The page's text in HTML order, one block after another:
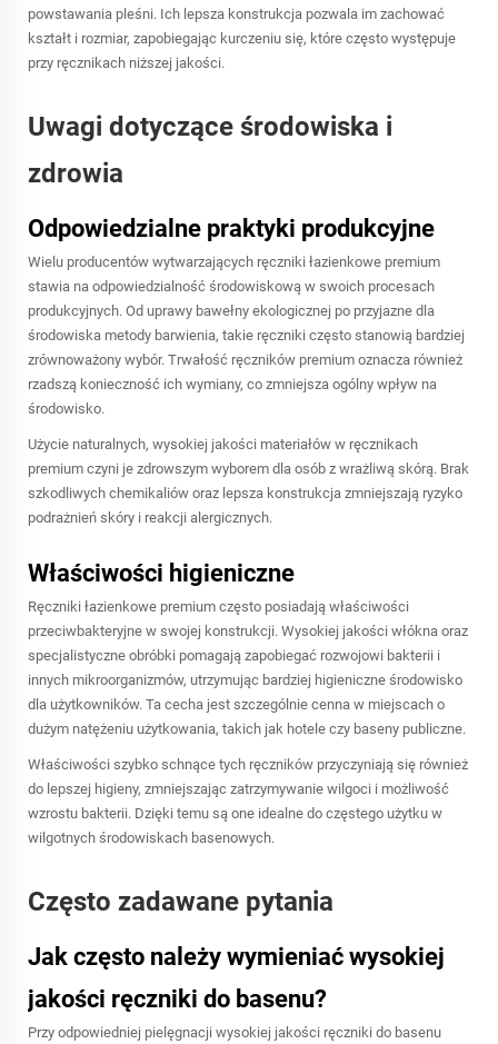
powstawania pleśni. Ich lepsza konstrukcja pozwala im zachować
kształt i rozmiar, zapobiegając kurczeniu się, które często występuje
przy ręcznikach niższej jakości.
Uwagi dotyczące środowiska i
zdrowia
Odpowiedzialne praktyki produkcyjne
Wielu producentów wytwarzających ręczniki łazienkowe premium
stawia na odpowiedzialność środowiskową w swoich procesach
produkcyjnych. Od uprawy bawełny ekologicznej po przyjazne dla
środowiska metody barwienia, takie ręczniki często stanowią bardziej
zrównoważony wybór. Trwałość ręczników premium oznacza również
rzadszą konieczność ich wymiany, co zmniejsza ogólny wpływ na
środowisko.
Użycie naturalnych, wysokiej jakości materiałów w ręcznikach
premium czyni je zdrowszym wyborem dla osób z wrażliwą skórą. Brak
szkodliwych chemikaliów oraz lepsza konstrukcja zmniejszają ryzyko
podrażnień skóry i reakcji alergicznych.
Właściwości higieniczne
Ręczniki łazienkowe premium często posiadają właściwości
przeciwbakteryjne w swojej konstrukcji. Wysokiej jakości włókna oraz
specjalistyczne obróbki pomagają zapobiegać rozwojowi bakterii i
innych mikroorganizmów, utrzymując bardziej higieniczne środowisko
dla użytkowników. Ta cecha jest szczególnie cenna w miejscach o
dużym natężeniu użytkowania, takich jak hotele czy baseny publiczne.
Właściwości szybko schnące tych ręczników przyczyniają się również
do lepszej higieny, zmniejszając zatrzymywanie wilgoci i możliwość
wzrostu bakterii. Dzięki temu są one idealne do częstego użytku w
wilgotnych środowiskach basenowych.
Często zadawane pytania
Jak często należy wymieniać wysokiej
jakości ręczniki do basenu?
Przy odpowiedniej pielęgnacji wysokiej jakości ręczniki do basenu